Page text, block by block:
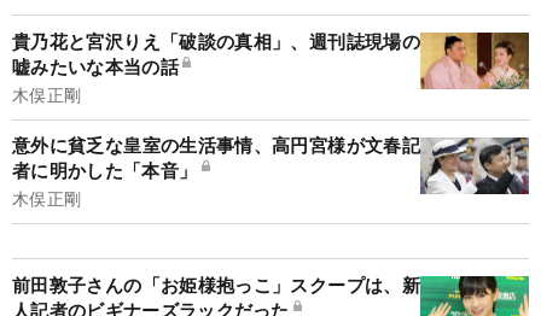
貴乃花と宮沢りえ「破談の真相」、週刊誌現場の
嘘みたいな本当の話
木俣正剛
意外に貧乏な皇室の生活事情、高円宮様が文春記
者に明かした「本音」
木俣正剛
前田敦子さんの「お姫様抱っこ」スクープは、新
人記者のビギナーズラックだった